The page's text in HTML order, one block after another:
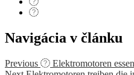
Navigácia v článku
Previous
Elektromotoren